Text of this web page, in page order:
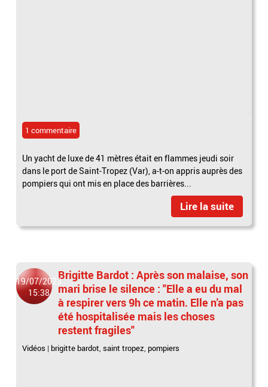
1 commentaire
Un yacht de luxe de 41 mètres était en flammes jeudi soir
dans le port de Saint-Tropez (Var), a-t-on appris auprès des
pompiers qui ont mis en place des barrières...
Lire la suite
19/07/2023
15:38
Brigitte Bardot : Après son malaise, son
mari brise le silence : "Elle a eu du mal
à respirer vers 9h ce matin. Elle n'a pas
été hospitalisée mais les choses
restent fragiles"
Vidéos | brigitte bardot,saint tropez, pompiers